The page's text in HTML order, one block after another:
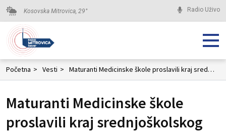
Kosovska Mitrovica, 29° Radio Uživo
Početna > Vesti > Maturanti Medicinske škole proslavili kraj srednjoškolskog obrazovanja
Maturanti Medicinske škole
proslavili kraj srednjoškolskog